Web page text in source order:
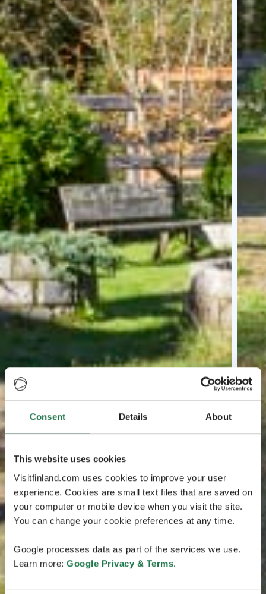
Consent Details About
This website uses cookies
Visitfinland.com uses cookies to improve your user
experience. Cookies are small text files that are saved on
your computer or mobile device when you visit the site.
You can change your cookie preferences at any time.
Google processes data as part of the services we use.
Learn more: Google Privacy & Terms.